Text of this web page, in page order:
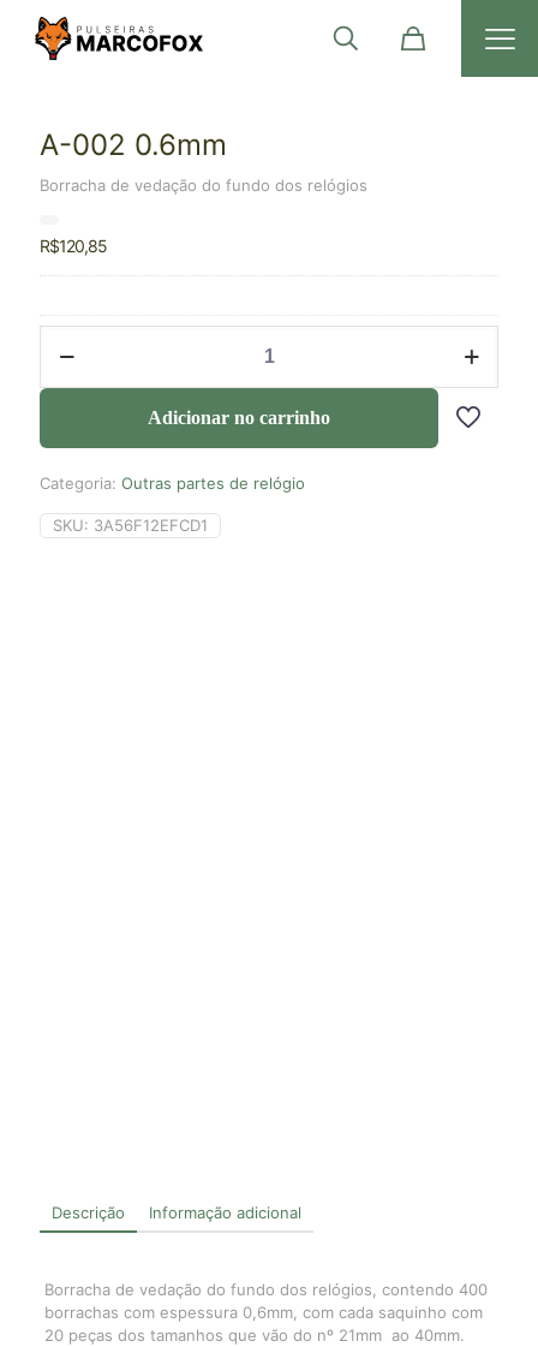
Descrição Informação adicional
Borracha de vedação do fundo dos relógios, contendo 400
borrachas com espessura 0,6mm, com cada saquinho com
20 peças dos tamanhos que vão do nº 21mm ao 40mm.
A-002 0.6mm
Borracha de vedação do fundo dos relógios
R$120,85
Adicionar no carrinho
Categoria: Outras partes de relógio
SKU: 3A56F12EFCD1